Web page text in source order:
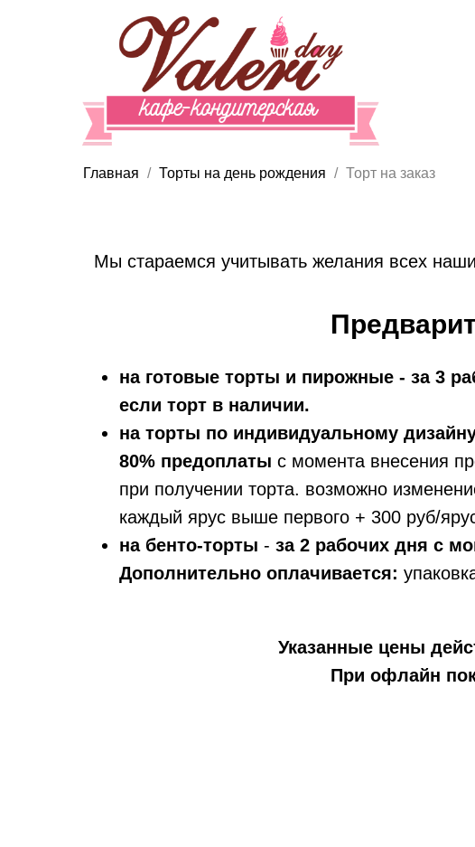
Главная Торты на день рождения Торт на заказ
Мы стараемся учитывать желания всех
на готовые торты и пирожные - за 3
если торт в наличии.
на торты по индивидуальному
80% предоплаты с момента внесения
при получении торта. возможно
каждый ярус выше первого + 300 руб/
на бенто-торты - за 2 рабочих дня с
Дополнительно оплачивается:
Указанные цены
При офлайн